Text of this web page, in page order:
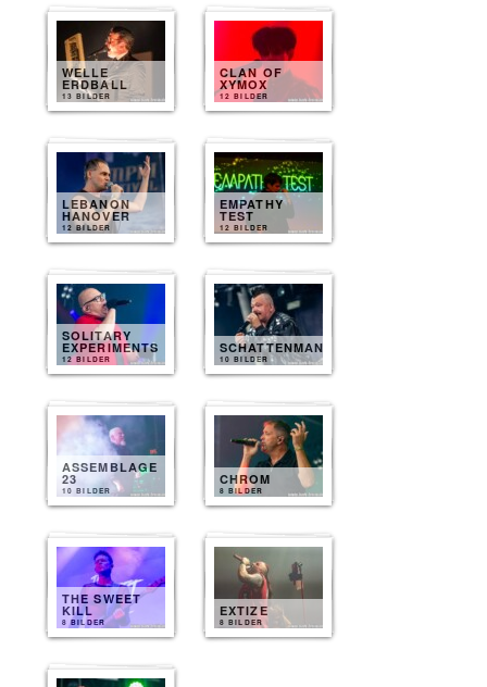
WELLE
ERDBALL
13 BILDER
CLAN OF
XYMOX
12 BILDER
LEBANON
HANOVER
12 BILDER
EMPATHY
TEST
12 BILDER
SOLITARY
EXPERIMENTS
12 BILDER
SCHATTENMANN
10 BILDER
ASSEMBLAGE
23
10 BILDER
CHROM
8 BILDER
THE SWEET
KILL
8 BILDER
EXTIZE
8 BILDER